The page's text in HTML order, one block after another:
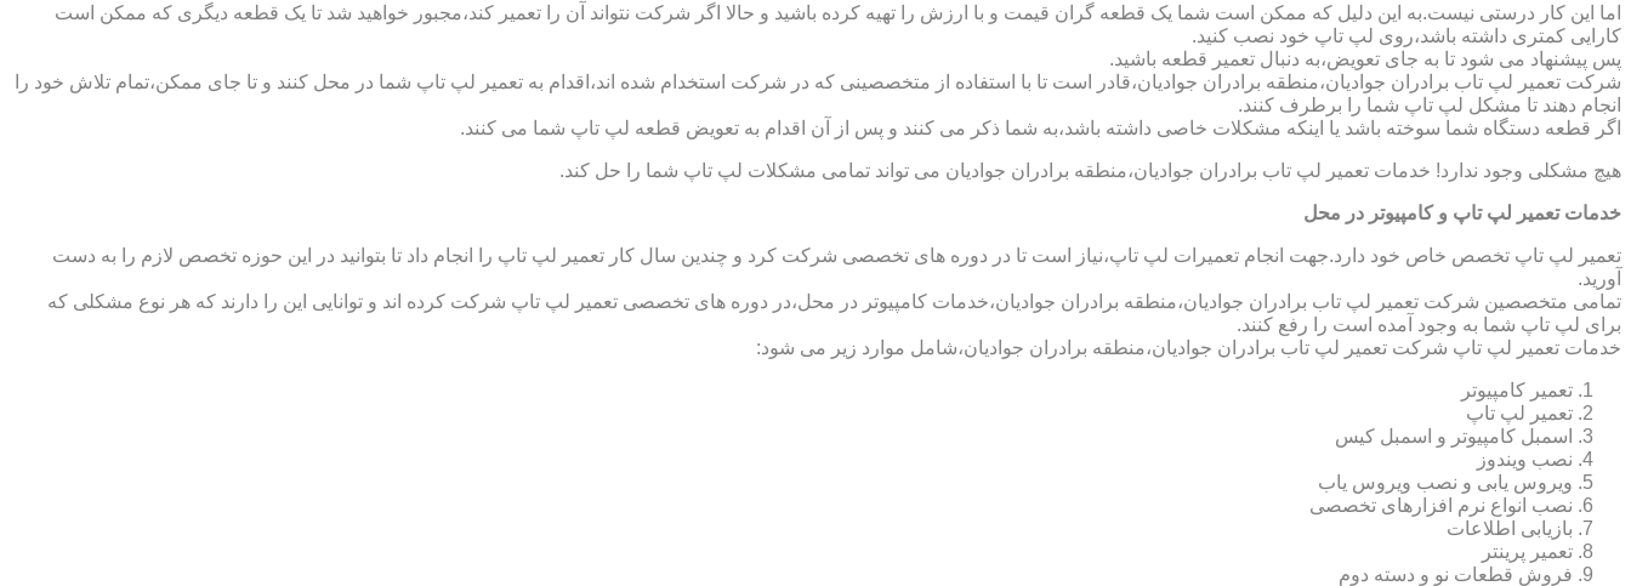
اما این کار درستی نیست.به این دلیل که ممکن است شما یک قطعه گران قیمت و با ارزش را تهیه کرده باشید و حالا اگر شرکت نتواند آن را تعمیر کند،مجبور خواهید شد تا یک قطعه دیگری که ممکن است
کارایی کمتری داشته باشد،روی لپ تاپ خود نصب کنید.
پس پیشنهاد می شود تا به جای تعویض،به دنبال تعمیر قطعه باشید.
شرکت تعمیر لپ تاب برادران جوادیان،منطقه برادران جوادیان،قادر است تا با استفاده از متخصصینی که در شرکت استخدام شده اند،اقدام به تعمیر لپ تاپ شما در محل کنند و تا جای ممکن،تمام تلاش خود را
انجام دهند تا مشکل لپ تاپ شما را برطرف کنند.
اگر قطعه دستگاه شما سوخته باشد یا اینکه مشکلات خاصی داشته باشد،به شما ذکر می کنند و پس از آن اقدام به تعویض قطعه لپ تاپ شما می کنند.
هیچ مشکلی وجود ندارد! خدمات تعمیر لپ تاب برادران جوادیان،منطقه برادران جوادیان می تواند تمامی مشکلات لپ تاپ شما را حل کند.
خدمات تعمیر لپ تاپ و کامپیوتر در محل
تعمیر لپ تاپ تخصص خاص خود دارد.جهت انجام تعمیرات لپ تاپ،نیاز است تا در دوره های تخصصی شرکت کرد و چندین سال کار تعمیر لپ تاپ را انجام داد تا بتوانید در این حوزه تخصص لازم را به دست
آورید.
تمامی متخصصین شرکت تعمیر لپ تاب برادران جوادیان،منطقه برادران جوادیان،خدمات کامپیوتر در محل،در دوره های تخصصی تعمیر لپ تاپ شرکت کرده اند و توانایی این را دارند که هر نوع مشکلی که
برای لپ تاپ شما به وجود آمده است را رفع کنند.
خدمات تعمیر لپ تاپ شرکت تعمیر لپ تاب برادران جوادیان،منطقه برادران جوادیان،شامل موارد زیر می شود:
تعمیر کامپیوتر
تعمیر لپ تاپ
اسمبل کامپیوتر و اسمبل کیس
نصب ویندوز
ویروس یابی و نصب ویروس یاب
نصب انواع نرم افزارهای تخصصی
بازیابی اطلاعات
تعمیر پرینتر
فروش قطعات نو و دسته دوم